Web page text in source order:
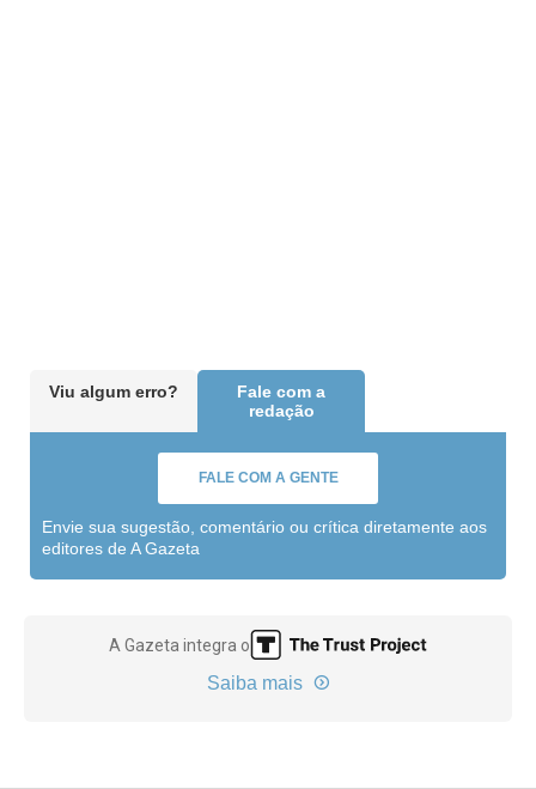
Viu algum erro?
Fale com a
redação
FALE COM A GENTE
Envie sua sugestão, comentário ou crítica diretamente aos
editores de A Gazeta
A Gazeta integra o
Saiba mais